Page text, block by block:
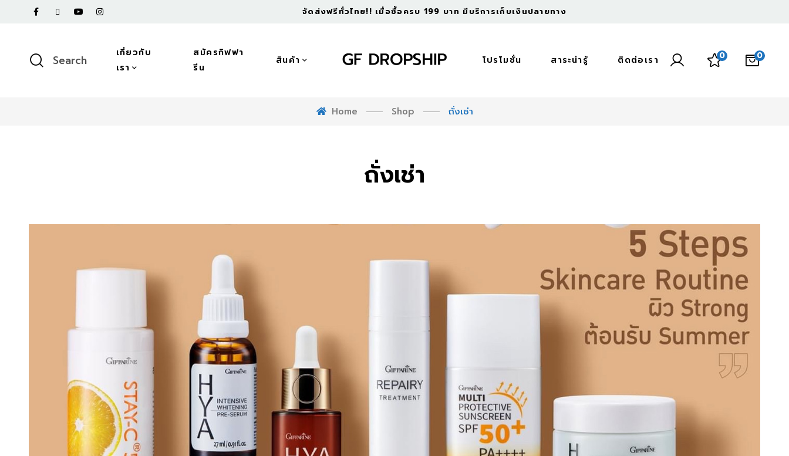
จัดส่งฟรีทั่วไทย!! เมื่อซื้อครบ 199 บาท มีบริการเก็บเงินปลายทาง
Search
เกี่ยวกับ
เรา
สมัครกิฟฟา
รีน
สินค้า โปรโมชั่น สาระน่ารู้ ติดต่อเรา 0 0
Home Shop ถั่งเช่า
ถั่งเช่า